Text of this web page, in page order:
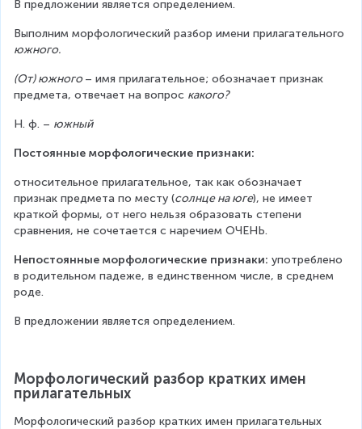
В предложении является определением.
Выполним морфологический разбор имени прилагательного
южного.
(От) южного – имя прилагательное; обозначает признак
предмета, отвечает на вопрос какого?
Н. ф. – южный
Постоянные морфологические признаки:
относительное прилагательное, так как обозначает
признак предмета по месту (солнце на юге), не имеет
краткой формы, от него нельзя образовать степени
сравнения, не сочетается с наречием ОЧЕНЬ.
Непостоянные морфологические признаки: употреблено
в родительном падеже, в единственном числе, в среднем
роде.
В предложении является определением.
Морфологический разбор кратких имен
прилагательных
Морфологический разбор кратких имен прилагательных